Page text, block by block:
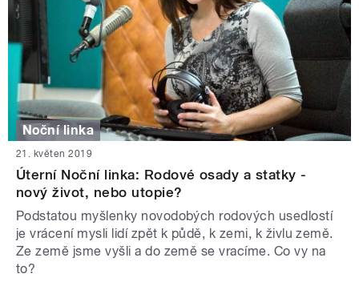
Noční linka
21. květen 2019
Úterní Noční linka: Rodové osady a statky -
nový život, nebo utopie?
Podstatou myšlenky novodobých rodových usedlostí
je vrácení mysli lidí zpět k půdě, k zemi, k živlu země.
Ze země jsme vyšli a do země se vracíme. Co vy na
to?